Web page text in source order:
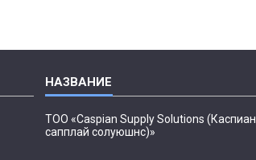
ТОО «Caspian Supply Solutions (Каспиан
сапплай солуюшнс)»